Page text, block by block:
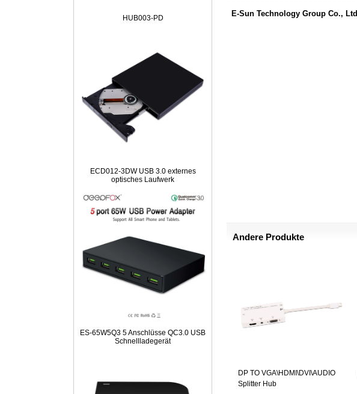
HUB003-PD
ECD012-3DW USB 3.0 externes
optisches Laufwerk
ES-65W5Q3 5 Anschlüsse QC3.0 USB
Schnellladegerät
E-Sun Technology Group Co., Ltd
Andere Produkte
DP TO VGA\HDMI\DVI\AUDIO
Splitter Hub